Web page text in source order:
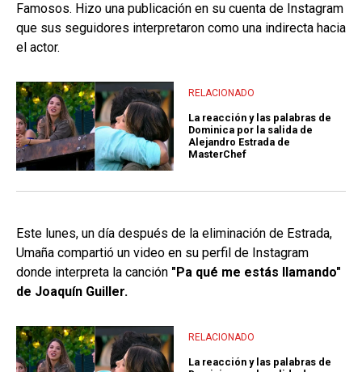
Famosos. Hizo una publicación en su cuenta de Instagram
que sus seguidores interpretaron como una indirecta hacia
el actor.
RELACIONADO
La reacción y las palabras de
Dominica por la salida de
Alejandro Estrada de
MasterChef
Este lunes, un día después de la eliminación de Estrada,
Umaña compartió un video en su perfil de Instagram
donde interpreta la canción "Pa qué me estás llamando"
de Joaquín Guiller.
RELACIONADO
La reacción y las palabras de